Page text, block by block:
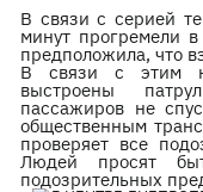
В связи с серией
минут прогремели
предположила, что
В связи с этим
выстроены
пассажиров не
общественным
проверяет все
Людей просят
подозрительных